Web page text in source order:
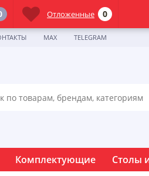
MAX TELEGRAM
Комплектующие Столы
Отложенные 0